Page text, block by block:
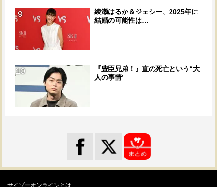
9
綾瀬はるか＆ジェシー、2025年に
結婚の可能性は…
10
『豊臣兄弟！』直の死亡という“大
人の事情”
サイゾーオンラインとは